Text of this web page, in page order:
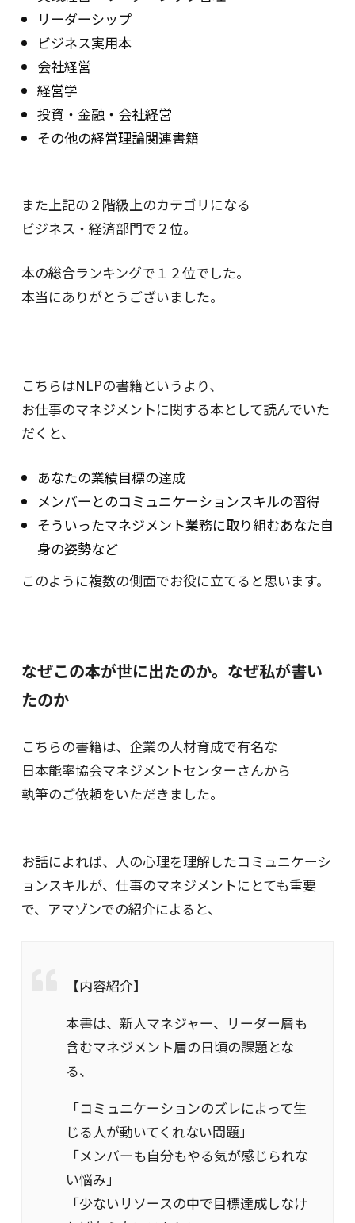
リーダーシップ
ビジネス実用本
会社経営
経営学
投資・金融・会社経営
その他の経営理論関連書籍
また上記の２階級上のカテゴリになる
ビジネス・経済部門で２位。
本の総合ランキングで１２位でした｡
本当にありがとうございました｡
こちらはNLPの書籍というより、
お仕事のマネジメントに関する本として読んでいた
だくと、
あなたの業績目標の達成
メンバーとのコミュニケーションスキルの習得
そういったマネジメント業務に取り組むあなた自
身の姿勢など
このように複数の側面でお役に立てると思います。
なぜこの本が世に出たのか。なぜ私が書い
たのか
こちらの書籍は、企業の人材育成で有名な
日本能率協会マネジメントセンターさんから
執筆のご依頼をいただきました。
お話によれば、人の心理を理解したコミュニケーシ
ョンスキルが、仕事のマネジメントにとても重要
で、アマゾンでの紹介によると、
【内容紹介】
本書は、新人マネジャー、リーダー層も
含むマネジメント層の日頃の課題とな
る、
「コミュニケーションのズレによって生
じる人が動いてくれない問題」
「メンバーも自分もやる気が感じられな
い悩み」
「少ないリソースの中で目標達成しなけ